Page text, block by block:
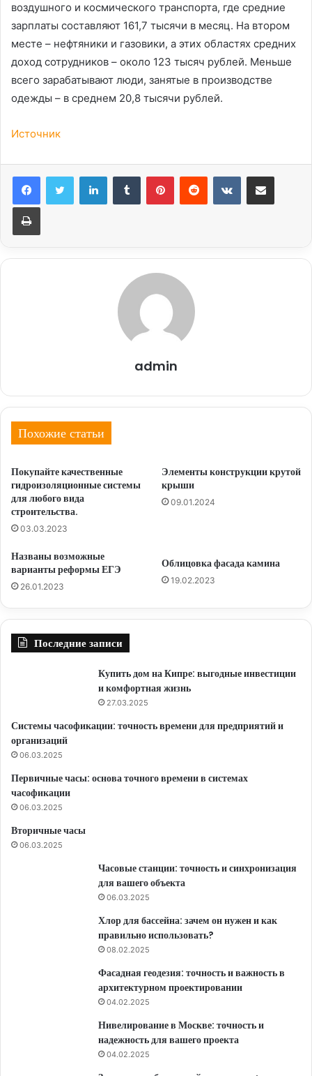
воздушного и космического транспорта, где средние
зарплаты составляют 161,7 тысячи в месяц. На втором
месте – нефтяники и газовики, а этих областях средних
доход сотрудников – около 123 тысяч рублей. Меньше
всего зарабатывают люди, занятые в производстве
одежды – в среднем 20,8 тысячи рублей.
Источник
LinkedInTumblr PinterestReddit ВконтактеПоделиться через электронную почту
Печатать
admin
Похожие статьи
Покупайте качественные
гидроизоляционные системы
для любого вида
строительства.
03.03.2023
Элементы конструкции крутой
крыши
09.01.2024
Названы возможные
варианты реформы ЕГЭ
26.01.2023
Облицовка фасада камина
19.02.2023
Последние записи
Купить дом на Кипре: выгодные инвестиции
и комфортная жизнь
27.03.2025
Системы часофикации: точность времени для предприятий и
организаций
06.03.2025
Первичные часы: основа точного времени в системах
часофикации
06.03.2025
Вторичные часы
06.03.2025
Часовые станции: точность и синхронизация
для вашего объекта
06.03.2025
Хлор для бассейна: зачем он нужен и как
правильно использовать?
08.02.2025
Фасадная геодезия: точность и важность в
архитектурном проектировании
04.02.2025
Нивелирование в Москве: точность и
надежность для вашего проекта
04.02.2025